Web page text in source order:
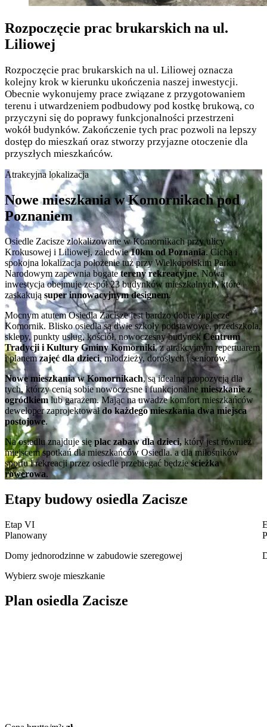
Rozpoczęcie prac brukarskich na ul.
Liliowej
Rozpoczęcie prac brukarskich na ul. Liliowej oznacza
kolejny krok w kierunku ukończenia naszej inwestycji.
Obecnie wykonujemy prace związane z przygotowaniem
terenu i utwardzeniem podbudowy pod kostkę brukową, co
przyczyni się do poprawy funkcjonalności przestrzeni
wokół budynków. Zakończenie tych prac pozwoli na lepszy
dostęp do mieszkań oraz stworzy przyjazne otoczenie dla
przyszłych mieszkańców.
Atrakcyjna lokalizacja
Nowe mieszkania w Komornikach pod
Poznaniem
Osiedle Zacisze zlokalizowane w Komornikach przy ulicy
Krokusowej i Liliowej, zaledwie10km od Poznania. Cicha i
spokojna lokalizacja położenie tuż przy Wielkopolskim Parku
Narodowym zapewnia bogatetereny rekreacyjne. Nowa
inwestycja obejmuje zespół 23 budynków mieszkalnych, które
zaskakują super innowacyjnym designem.
Mocnym atutem Osiedla Zacisze jest bardzo dobre zaplecze
Komornik. Blisko osiedla są dwie szkoły podstawowe, przedszkola,
sklepy, punkty usług, kościół, nowoczesny budynek Centrum
Tradycji i Kultury Gminy Komorniki, z atrakcyjnym repertuarem
i planemzajęć dla dzieci, młodzieży, dorosłych i seniorów.
Nowe mieszkania w Komornikach, są idealną propozycją dla
tych, którzy cenią sobie nowoczesne i funkcjonalne mieszkanie z
ogródkiemlub garażem. Mając na uwadze komfort mieszkańców
deweloper zaprojektowałdo każdego mieszkania dwa miejsca
postojowe.
Na osiedlu znajduje się plac zabaw dla dzieci, który jest również
miejscem spotkań dla mieszkańców Osiedla. a dla miłośników
sportu i rekreacji przez osiedle przebiegać będzieścieżka
rowerowa.
Etapy budowy osiedla Zacisze
Etap VI
Planowany
Domy jednorodzinne w zabudowie szeregowej
Wybierz swoje mieszkanie
Plan osiedla Zacisze